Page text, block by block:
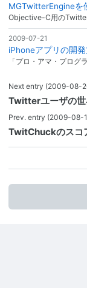
MGTwitterEngine
Objective-C用の
2009-07-21
iPhoneアプリの開
「プロ・アマ・プロ
Next entry (2009-08-
Twitterユーザの世
Prev. entry (2009-08-
TwitChuckのスコ